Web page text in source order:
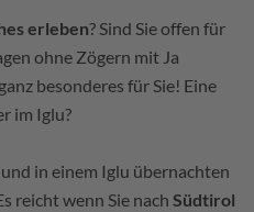
erleben? Sind Sie offen für
ohne Zögern mit Ja
besonderes für Sie! Eine
im Iglu?
in einem Iglu übernachten
reicht wenn Sie nach Südtirol